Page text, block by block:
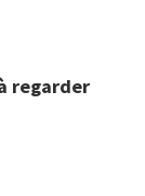
regarder